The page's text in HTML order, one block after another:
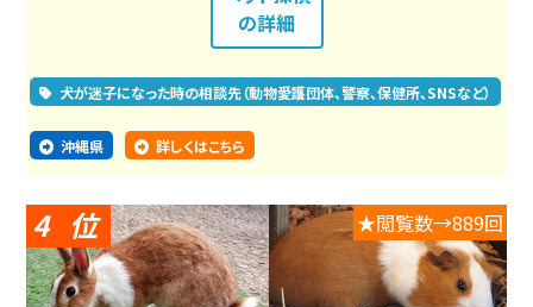
の詳細
犬が迷子になった時の相談先（動物愛護団体、警察、保健所、SNSなど）
沖縄県 詳しくはこちら
4 ★閲覧数→889回